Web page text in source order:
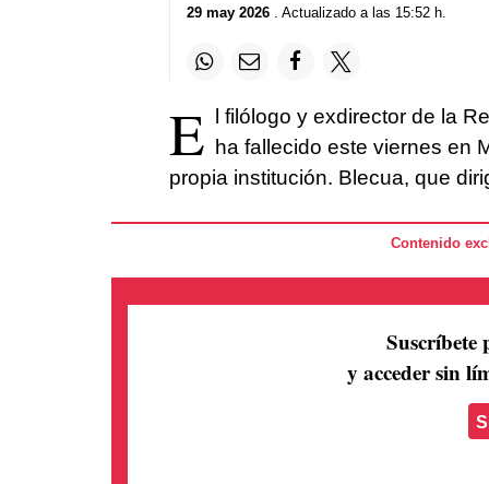
29 may 2026. Actualizado a las 15:52 h.
E l filólogo y exdirector de la
ha fallecido este viernes en
propia institución. Blecua, que
Contenido
Suscríbete
y acceder sin